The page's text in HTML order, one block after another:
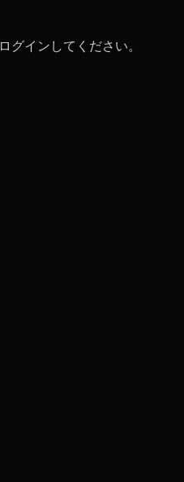
印
ログイン してください。